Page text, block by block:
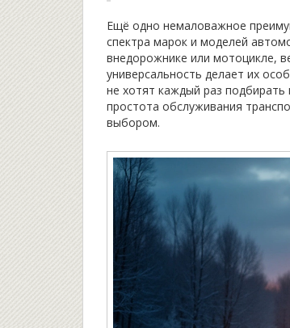
Ещё одно немаловажное
спектра марок и моделей
внедорожнике или мотоцикле,
универсальность делает их
не хотят каждый раз
простота обслуживания
выбором.